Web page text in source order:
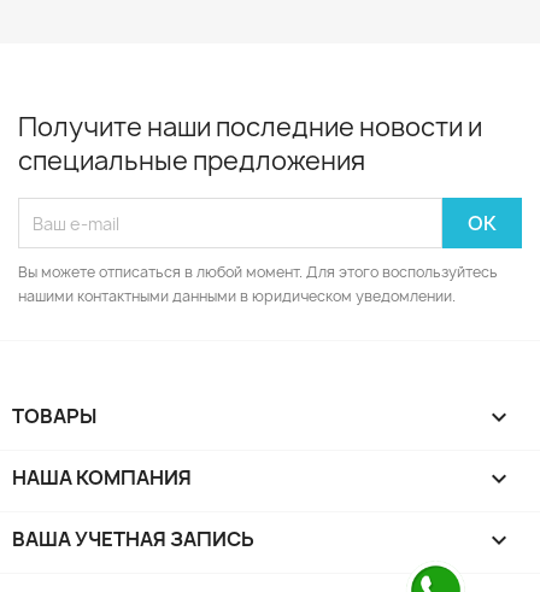
Получите наши последние новости и
специальные предложения
Вы можете отписаться в любой момент. Для этого воспользуйтесь
нашими контактными данными в юридическом уведомлении.
ТОВАРЫ 
НАША КОМПАНИЯ 
ВАША УЧЕТНАЯ ЗАПИСЬ 